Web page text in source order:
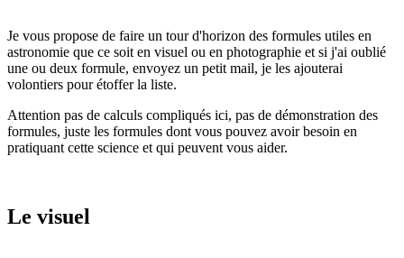
Je vous propose de faire un tour d'horizon des formules utiles en
astronomie que ce soit en visuel ou en photographie et si j'ai oublié
une ou deux formule, envoyez un petit mail, je les ajouterai
volontiers pour étoffer la liste.
Attention pas de calculs compliqués ici, pas de démonstration des
formules, juste les formules dont vous pouvez avoir besoin en
pratiquant cette science et qui peuvent vous aider.
Le visuel